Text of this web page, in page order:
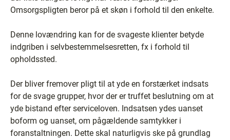
Omsorgspligten beror på et skøn i forhold til den enkelte.
Denne lovændring kan for de svageste klienter betyde
indgriben i selvbestemmelsesretten, fx i forhold til
opholdssted.
Der bliver fremover pligt til at yde en forstærket indsats
for de svage grupper, hvor der er truffet beslutning om at
yde bistand efter serviceloven. Indsatsen ydes uanset
boform og uanset, om pågældende samtykker i
foranstaltningen. Dette skal naturligvis ske på grundlag